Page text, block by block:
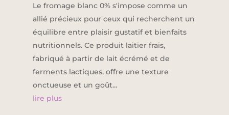
Le fromage blanc 0% s'impose comme un
allié précieux pour ceux qui recherchent un
équilibre entre plaisir gustatif et bienfaits
nutritionnels. Ce produit laitier frais,
fabriqué à partir de lait écrémé et de
ferments lactiques, offre une texture
onctueuse et un goût...
lire plus